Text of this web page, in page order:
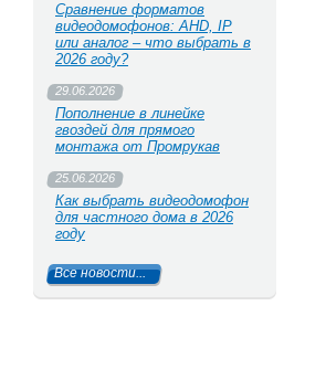
Сравнение форматов
видеодомофонов: AHD, IP
или аналог – что выбрать в
2026 году?
29.06.2026
Пополнение в линейке
гвоздей для прямого
монтажа от Промрукав
25.06.2026
Как выбрать видеодомофон
для частного дома в 2026
году
Все новости...